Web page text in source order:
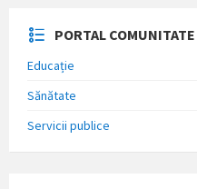
PORTAL COMUNITATE
Educație
Sănătate
Servicii publice